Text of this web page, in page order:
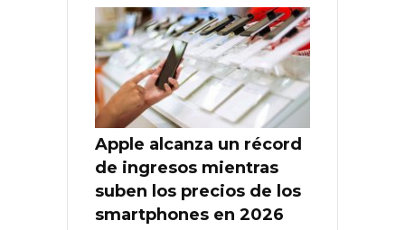
Apple alcanza un récord
de ingresos mientras
suben los precios de los
smartphones en 2026